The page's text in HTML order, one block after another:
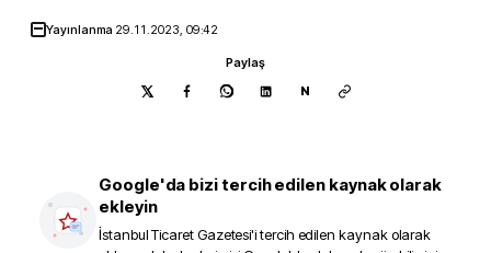
Yayınlanma 29.11.2023, 09:42
Paylaş
N
Google'da bizi tercih edilen kaynak olarak
ekleyin
İstanbul Ticaret Gazetesi'i tercih edilen kaynak olarak